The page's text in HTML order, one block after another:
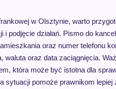
w Olsztynie, warto
i podjęcie działań. Pismo do
oraz numer telefonu
oraz data zaciągnięcia.
która może być istotna dla
sytuacji pomoże prawnikom